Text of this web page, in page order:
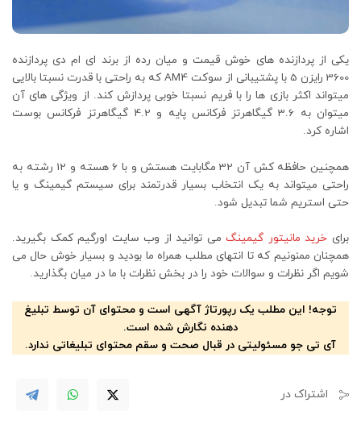
یکی از پردازنده های خوش قیمت و میان رده از برند ای ام دی پردازنده
3600 رایزن 5 با پشتیبانی از سوکت AM4 که به راحتی با قدرت نسبتا بالایی
میتواند اکثر بازی ها را با فریم نسبتا خوبی پردازش کند. از ویژگی های آن
میتوان به 3.6 گیگاهرتز فرکانس پایه و 4.2 گیگاهرتز فرکانس بوست
اشاره کرد.
همچنین حافظه کش آن 32 مگابایت هستش و با 6 هسته و 12 رشته به
راحتی میتواند به یک انتخاب بسیار قدرتمند برای سیستم گیمینگ و یا
حتی استریم شما تبدیل شود.
برای خرید مانیتور گیمینگمی توانید از وب سایت اورگیم کمک بگیرید.
همچنان ممنونیم که تا انتهای مطلب همراه ما بودید و بسیار خوش حال می
شویم اگر نظرات و سوالات خود را در بخش نظرات با ما در میان بگذارید.
توجه! این مطلب یک رپورتاژ آگهی است و محتوای آن توسط تبلیغ
دهنده نگارش شده است.
آی تی جو مسئولیتی در قبال صحت و سقم محتوای تبلیغاتی ندارد.
اشتراک در